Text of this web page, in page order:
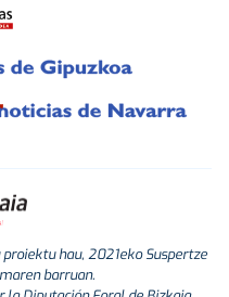
hau, 2021eko Suspertze
barruan.